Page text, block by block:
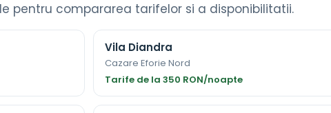
pentru compararea tarifelor si a disponibilitatii.
Vila Diandra
Cazare Eforie Nord
Tarife de la 350 RON/noapte